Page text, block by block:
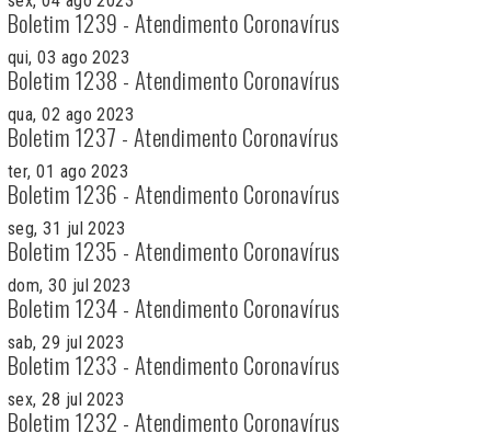
Boletim 1239 - Atendimento Coronavírus
qui, 03 ago 2023
Boletim 1238 - Atendimento Coronavírus
qua, 02 ago 2023
Boletim 1237 - Atendimento Coronavírus
ter, 01 ago 2023
Boletim 1236 - Atendimento Coronavírus
seg, 31 jul 2023
Boletim 1235 - Atendimento Coronavírus
dom, 30 jul 2023
Boletim 1234 - Atendimento Coronavírus
sab, 29 jul 2023
Boletim 1233 - Atendimento Coronavírus
sex, 28 jul 2023
Boletim 1232 - Atendimento Coronavírus